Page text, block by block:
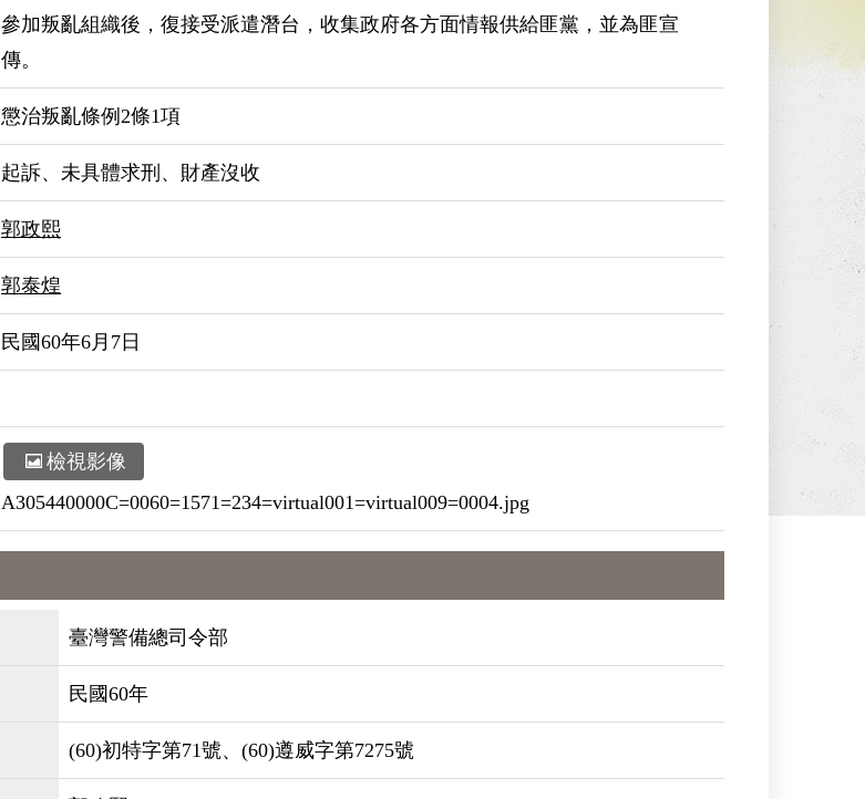
參加叛亂組織後，復接受派遣潛台，收集政府各方面情報供給匪黨，並為匪宣
傳。
懲治叛亂條例2條1項
起訴、未具體求刑、財產沒收
郭政熙
郭泰煌
民國60年6月7日
檢視影像
A305440000C=0060=1571=234=virtual001=virtual009=0004.jpg
臺灣警備總司令部
民國60年
(60)初特字第71號、(60)遵威字第7275號